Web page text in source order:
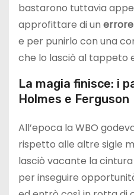
bastarono tuttavia
approfittare di un
e per punirlo con una
che lo lasciò al tappeto
La magia finisce: i
Holmes e Ferguson
All’epoca la WBO
rispetto alle altre sigle
lasciò vacante la
per inseguire